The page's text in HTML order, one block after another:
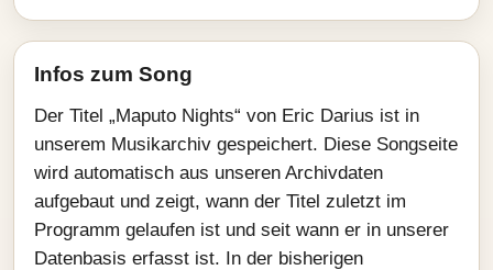
Infos zum Song
Der Titel „Maputo Nights“ von Eric Darius ist in
unserem Musikarchiv gespeichert. Diese Songseite
wird automatisch aus unseren Archivdaten
aufgebaut und zeigt, wann der Titel zuletzt im
Programm gelaufen ist und seit wann er in unserer
Datenbasis erfasst ist. In der bisherigen